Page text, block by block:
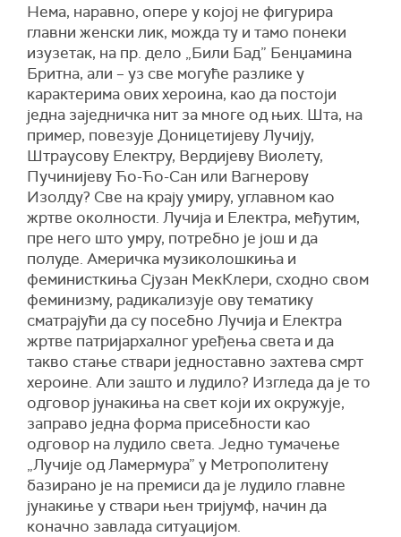
Нема, наравно, опере у којој не фигурира
главни женски лик, можда ту и тамо понеки
изузетак, на пр. дело „Били Бад” Бенџамина
Бритна, али – уз све могуће разлике у
карактерима ових хероина, као да постоји
једна заједничка нит за многе од њих. Шта, на
пример, повезује Доницетијеву Лучију,
Штраусову Електру, Вердијеву Виолету,
Пучинијеву Ћо-Ћо-Сан или Вагнерову
Изолду? Све на крају умиру, углавном као
жртве околности. Лучија и Електра, међутим,
пре него што умру, потребно је још и да
полуде. Америчка музиколошкиња и
феминисткиња Сјузан МекКлери, сходно свом
феминизму, радикализује ову тематику
сматрајући да су посебно Лучија и Електра
жртве патријархалног уређења света и да
такво стање ствари једноставно захтева смрт
хероине. Али зашто и лудило? Изгледа да је то
одговор јунакиња на свет који их окружује,
заправо једна форма присебности као
одговор на лудило света. Једно тумачење
„Лучије од Ламермура” у Метрополитену
базирано је на премиси да је лудило главне
јунакиње у ствари њен тријумф, начин да
коначно завлада ситуацијом.